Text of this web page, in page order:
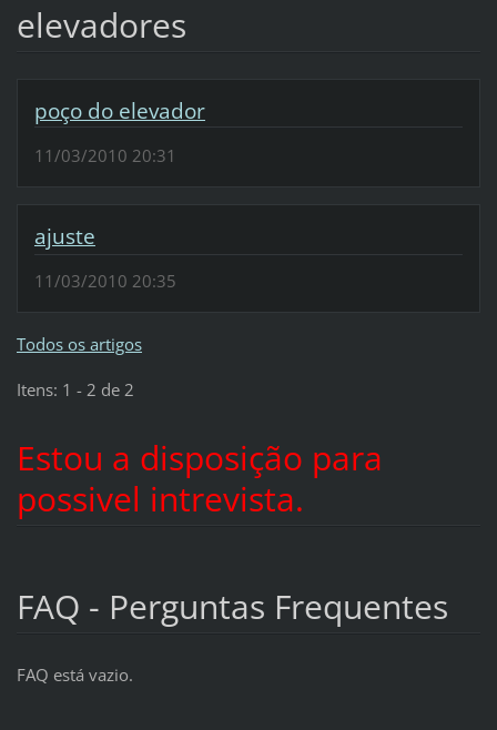
elevadores
poço do elevador
11/03/2010 20:31
ajuste
11/03/2010 20:35
Todos os artigos
Itens: 1 - 2 de 2
Estou a disposição para
possivel intrevista.
FAQ - Perguntas Frequentes
FAQ está vazio.